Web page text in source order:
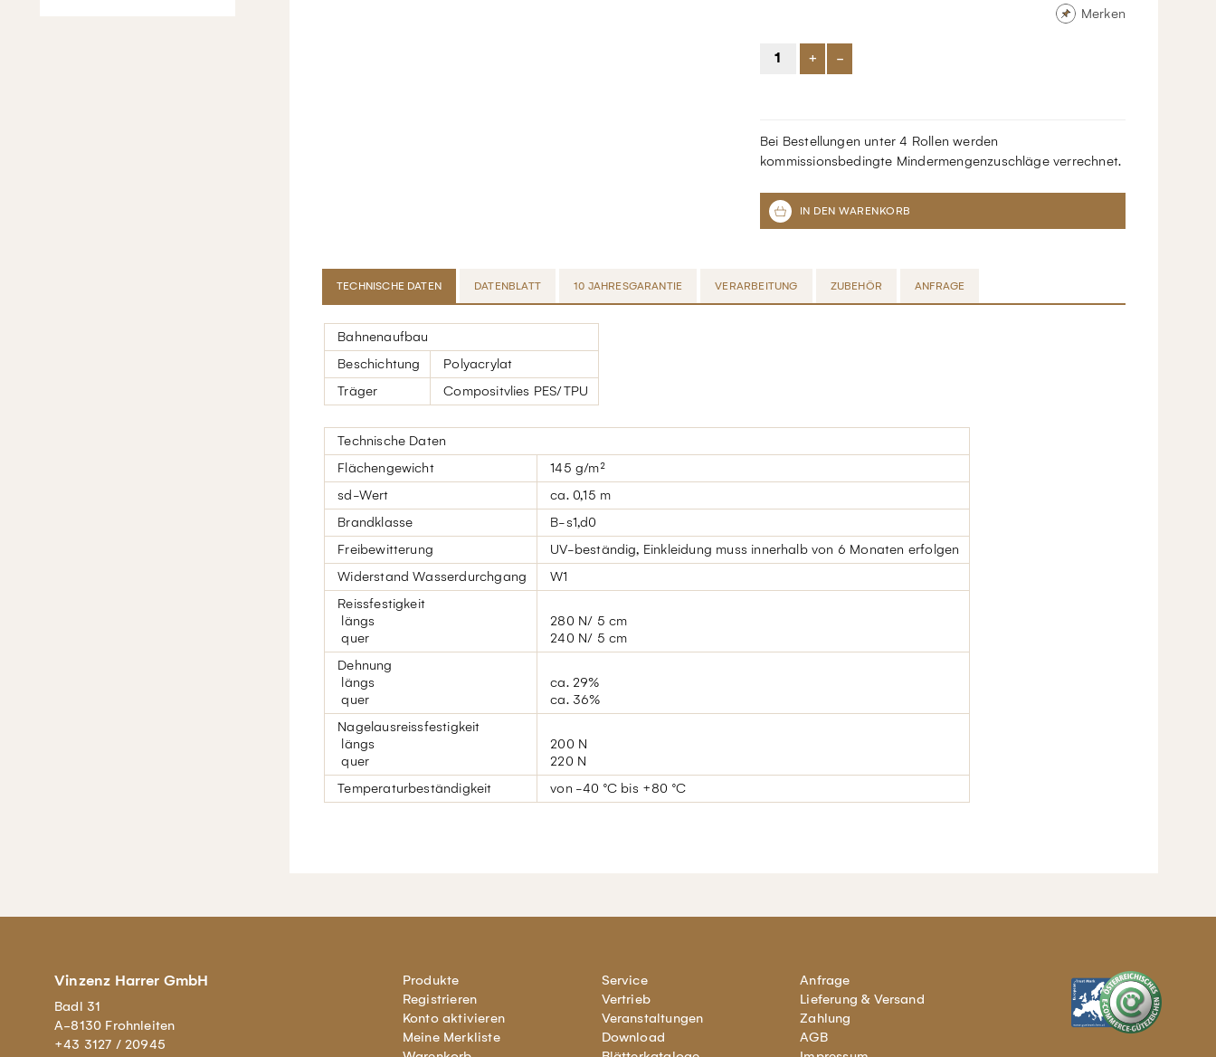
Merken
Bei Bestellungen unter 4 Rollen werden
kommissionsbedingte Mindermengenzuschläge verrechnet.
+ -
TECHNISCHE DATEN DATENBLATT 10 JAHRESGARANTIE VERARBEITUNG ZUBEHÖR ANFRAGE
Bahnenaufbau
Beschichtung
Polyacrylat
Träger
Compositvlies PES/TPU
Technische Daten
Flächengewicht
145 g/m²
sd-Wert
ca. 0,15 m
Brandklasse
B-s1,d0
Freibewitterung
UV-beständig, Einkleidung muss innerhalb von 6 Monaten erfolgen
Widerstand Wasserdurchgang
W1
Reissfestigkeit
längs
quer
280 N/ 5 cm
240 N/ 5 cm
Dehnung
längs
quer
ca. 29%
ca. 36%
Nagelausreissfestigkeit
längs
quer
200 N
220 N
Temperaturbeständigkeit
von -40 °C bis +80 °C
Vinzenz Harrer GmbH
Badl 31
A-8130 Frohnleiten
+43 3127 / 20945
Produkte
Registrieren
Konto aktivieren
Meine Merkliste
Service
Vertrieb
Veranstaltungen
Download
Anfrage
Lieferung & Versand
Zahlung
AGB